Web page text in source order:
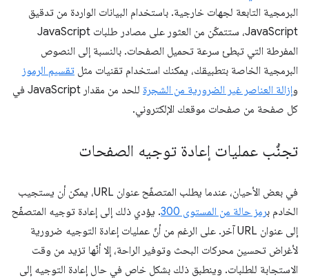
البرمجية التابعة لجهات خارجية. باستخدام البيانات الواردة من تدقيق
JavaScript، ستتمكّن من العثور على مصادر طلبات JavaScript
المفرطة التي تبطئ سرعة تحميل الصفحات. بالنسبة إلى النصوص
البرمجية الخاصة بتطبيقك، يمكنك استخدام تقنيات مثل تقسيم الرموز
وإزالة العناصر غير الضرورية من الشجرة
للحد من مقدار JavaScript في
كل صفحة من صفحات موقعك الإلكتروني.
تجنُّب عمليات إعادة توجيه الصفحات
في بعض الأحيان، عندما يطلب المتصفّح عنوان URL، يمكن أن يستجيب
الخادم برمز حالة من المستوى 300
. يؤدي ذلك إلى إعادة توجيه المتصفّح
إلى عنوان URL آخر. على الرغم من أنّ عمليات إعادة التوجيه ضرورية
لأغراض تحسين محركات البحث وتوفير الراحة، إلا أنّها تزيد من وقت
الاستجابة للطلبات. وينطبق ذلك بشكل خاص في حال إعادة التوجيه إلى